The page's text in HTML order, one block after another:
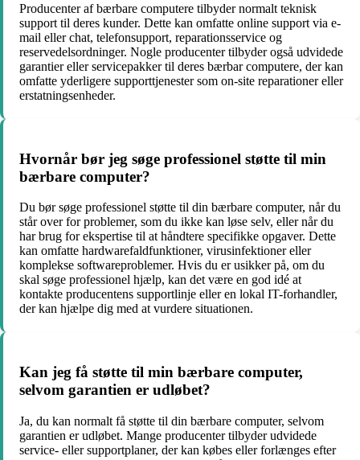
Producenter af bærbare computere tilbyder normalt teknisk
support til deres kunder. Dette kan omfatte online support via e-
mail eller chat, telefonsupport, reparationsservice og
reservedelsordninger. Nogle producenter tilbyder også udvidede
garantier eller servicepakker til deres bærbar computere, der kan
omfatte yderligere supporttjenester som on-site reparationer eller
erstatningsenheder.
Hvornår bør jeg søge professionel støtte til min
bærbare computer?
Du bør søge professionel støtte til din bærbare computer, når du
står over for problemer, som du ikke kan løse selv, eller når du
har brug for ekspertise til at håndtere specifikke opgaver. Dette
kan omfatte hardwarefaldfunktioner, virusinfektioner eller
komplekse softwareproblemer. Hvis du er usikker på, om du
skal søge professionel hjælp, kan det være en god idé at
kontakte producentens supportlinje eller en lokal IT-forhandler,
der kan hjælpe dig med at vurdere situationen.
Kan jeg få støtte til min bærbare computer,
selvom garantien er udløbet?
Ja, du kan normalt få støtte til din bærbare computer, selvom
garantien er udløbet. Mange producenter tilbyder udvidede
service- eller supportplaner, der kan købes eller forlænges efter